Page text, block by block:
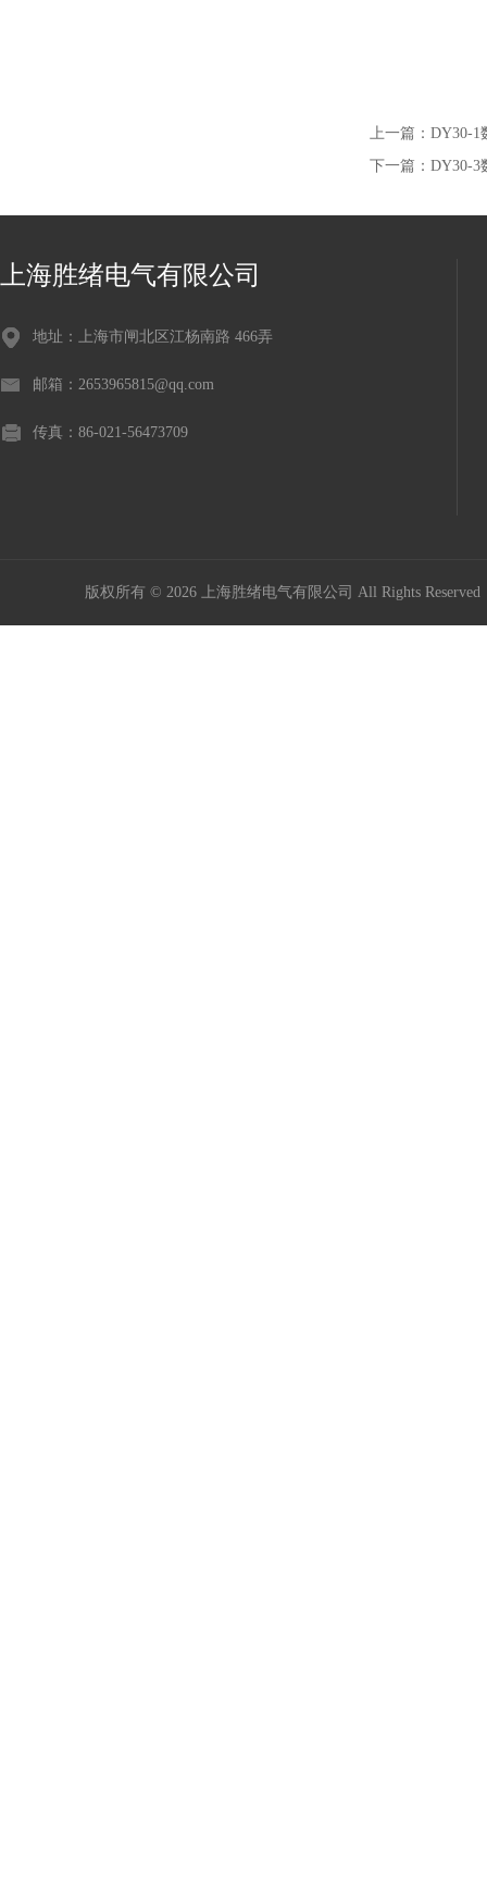
上一篇： DY30-1
下一篇： DY30-3
上海胜绪电气有限公司
地址：上海市闸北区江杨南路 466弄
邮箱：2653965815@qq.com
传真：86-021-56473709
版权所有 © 2026 上海胜绪电气有限公司 All Rights